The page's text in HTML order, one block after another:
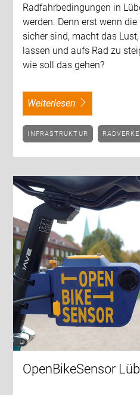
Radfahrbedingungen in
werden. Denn erst wenn
sicher sind, macht das
lassen und aufs Rad zu
wie soll das gehen?
weiterlesen
INFRASTRUKTUR
OpenBikeSensor